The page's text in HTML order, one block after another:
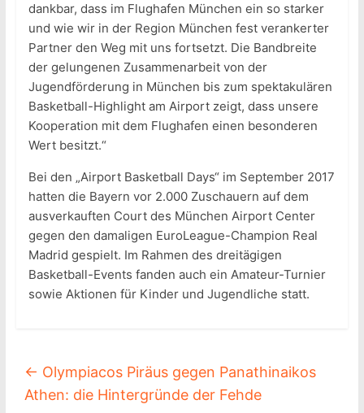
dankbar, dass im Flughafen München ein so starker
und wie wir in der Region München fest verankerter
Partner den Weg mit uns fortsetzt. Die Bandbreite
der gelungenen Zusammenarbeit von der
Jugendförderung in München bis zum spektakulären
Basketball-Highlight am Airport zeigt, dass unsere
Kooperation mit dem Flughafen einen besonderen
Wert besitzt.“
Bei den „Airport Basketball Days“ im September 2017
hatten die Bayern vor 2.000 Zuschauern auf dem
ausverkauften Court des München Airport Center
gegen den damaligen EuroLeague-Champion Real
Madrid gespielt. Im Rahmen des dreitägigen
Basketball-Events fanden auch ein Amateur-Turnier
sowie Aktionen für Kinder und Jugendliche statt.
← Olympiacos Piräus gegen Panathinaikos
Athen: die Hintergründe der Fehde